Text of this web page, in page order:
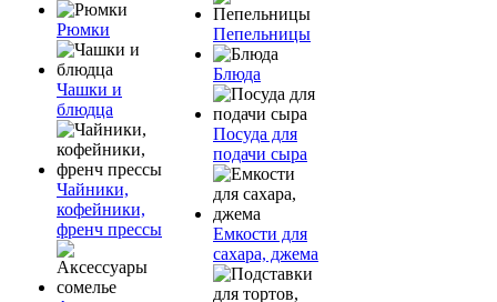
Рюмки
Чашки и
блюдца
Чайники,
кофейники,
френч прессы
Пепельницы
Блюда
Посуда для
подачи сыра
Емкости для
сахара, джема